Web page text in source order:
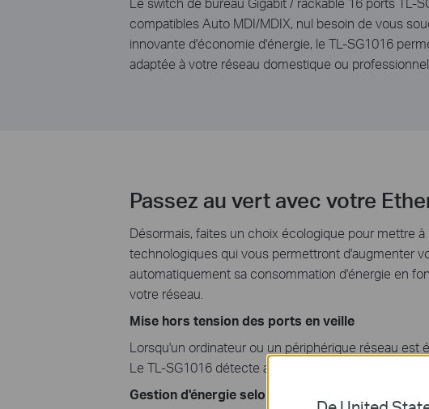
compatibles Auto MDI/MDIX, nul besoin de vous
innovante d'économie d'énergie, le TL-SG1016
adaptée à votre réseau domestique ou professionnel.
Passez au vert avec votre
Désormais, faites un choix écologique pour mettre
technologiques qui vous permettront d'augmenter
automatiquement sa consommation d'énergie en
votre réseau.
Mise hors tension des ports en veille
Lorsqu'un ordinateur ou un périphérique réseau
Le TL-SG1016 détecte automatiquement le statut
Gestion d'énergie selon la longueur de câble